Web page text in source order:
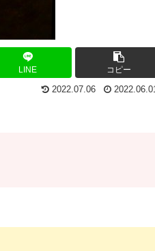
LINE コピー
2022.07.06 2022.06.01